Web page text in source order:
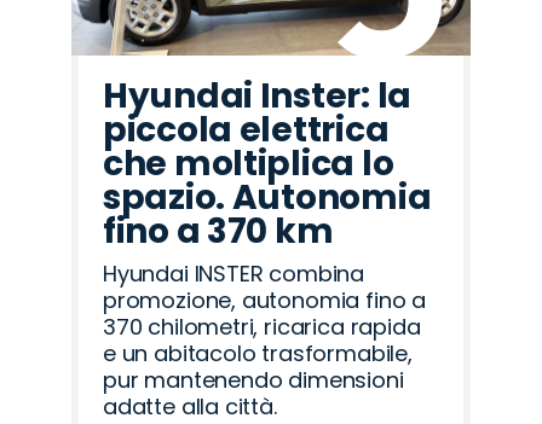
Hyundai Inster: la
piccola elettrica
che moltiplica lo
spazio. Autonomia
fino a 370 km
Hyundai INSTER combina
promozione, autonomia fino a
370 chilometri, ricarica rapida
e un abitacolo trasformabile,
pur mantenendo dimensioni
adatte alla città.